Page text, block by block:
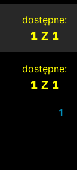
dostępne:
1 z 1
dostępne:
1 z 1
1